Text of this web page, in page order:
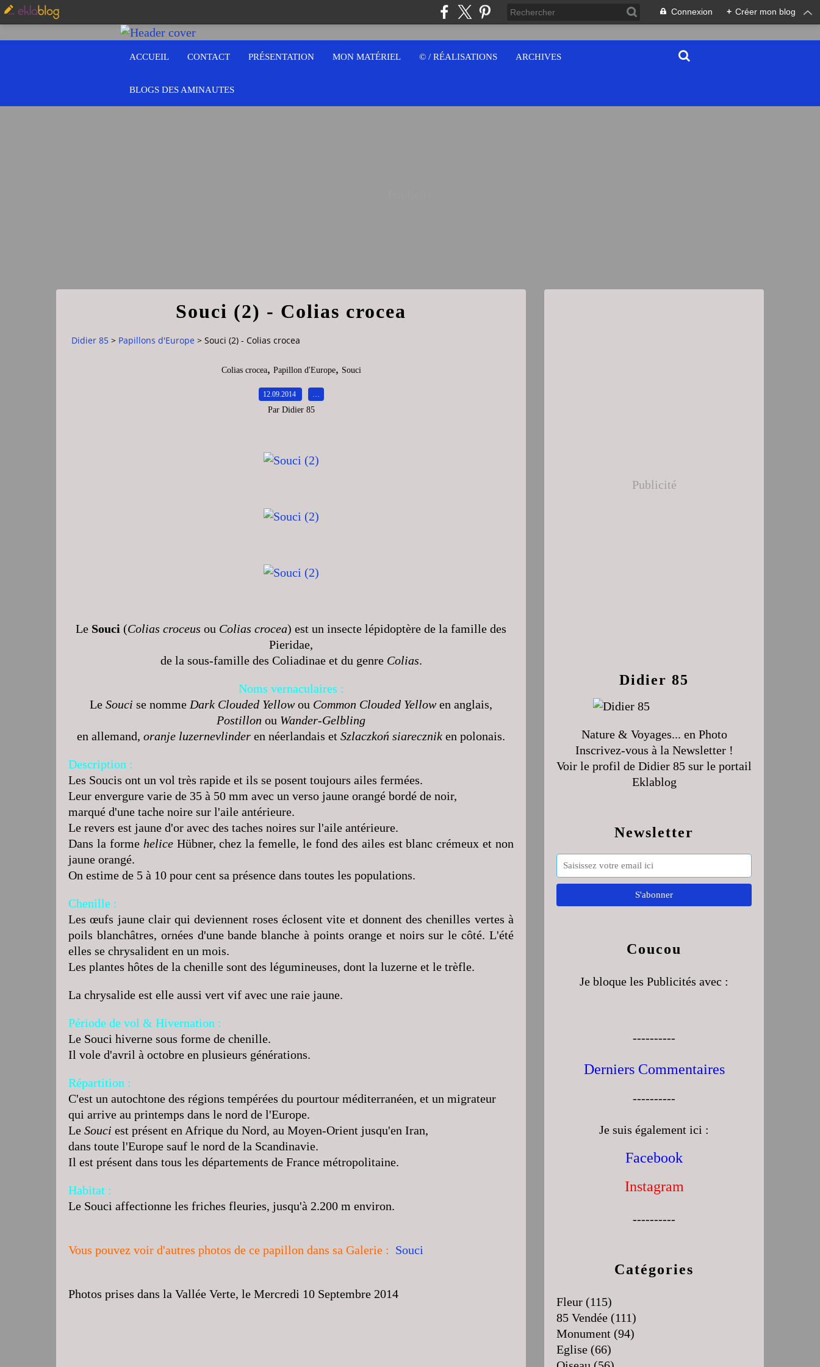
Connexion + Créer mon blog
ACCUEIL CONTACT PRÉSENTATION MON MATÉRIEL © / RÉALISATIONS ARCHIVES
BLOGS DES AMINAUTES
Souci (2) - Colias crocea
Didier 85 > Papillons d'Europe > Souci (2) - Colias crocea
Colias crocea, Papillon d'Europe, Souci
12.09.2014
Par Didier 85
Le Souci (Colias croceus ou Colias crocea) est un insecte lépidoptère de la famille des
Pieridae,
de la sous-famille des Coliadinae et du genre Colias.
Noms vernaculaires :
Le Souci se nomme Dark Clouded Yellow ou Common Clouded Yellow en anglais,
Postillon ou Wander-Gelbling
en allemand, oranje luzernevlinder en néerlandais et Szlaczkoń siarecznik en polonais.
Description :
Les Soucis ont un vol très rapide et ils se posent toujours ailes fermées.
Leur envergure varie de 35 à 50 mm avec un verso jaune orangé bordé de noir,
marqué d'une tache noire sur l'aile antérieure.
Le revers est jaune d'or avec des taches noires sur l'aile antérieure.
Dans la forme heliceHübner, chez la femelle, le fond des ailes est blanc crémeux et non
jaune orangé.
On estime de 5 à 10 pour cent sa présence dans toutes les populations.
Chenille :
Les œufs jaune clair qui deviennent roses éclosent vite et donnent des chenilles vertes à
poils blanchâtres, ornées d'une bande blanche à points orange et noirs sur le côté. L'été
elles se chrysalident en un mois.
Les plantes hôtes de la chenille sont des légumineuses, dont la luzerne et le trèfle.
La chrysalide est elle aussi vert vif avec une raie jaune.
Période de vol & Hivernation :
Le Souci hiverne sous forme de chenille.
Il vole d'avril à octobre en plusieurs générations.
Répartition :
C'est un autochtone des régions tempérées du pourtour méditerranéen, et un migrateur
qui arrive au printemps dans le nord de l'Europe.
Le Souci est présent en Afrique du Nord, au Moyen-Orient jusqu'en Iran,
dans toute l'Europe sauf le nord de la Scandinavie.
Il est présent dans tous les départements de France métropolitaine.
Habitat :
Le Souci affectionne les friches fleuries, jusqu'à 2.200 m environ.
Vous pouvez voir d'autres photos de ce papillon dans sa Galerie : Souci
Photos prises dans la Vallée Verte, le Mercredi 10 Septembre 2014
Newsletter
Publicité
Catégories
Fleur (115)
85 Vendée (111)
Monument (94)
Eglise (66)
Didier 85
Nature & Voyages... en Photo
Inscrivez-vous à la Newsletter !
Voir le profil de Didier 85 sur le portail
Eklablog
Coucou
Je bloque les Publicités avec :
----------
Derniers Commentaires
----------
Je suis également ici :
Facebook
Instagram
----------